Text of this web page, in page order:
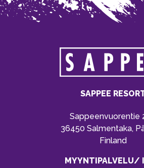
SAPPEE
Sappeenvuorentie
36450 Salmentaka,
Finland
MYYNTIPALVELU/